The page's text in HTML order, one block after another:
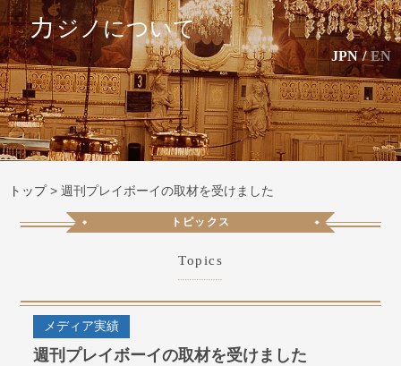
カジノについて
JPN / EN
トップ> 週刊プレイボーイの取材を受けました
トピックス
Topics
メディア実績
週刊プレイボーイの取材を受けました